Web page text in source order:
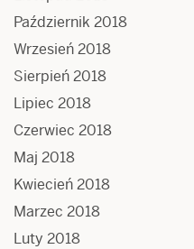
Październik 2018
Wrzesień 2018
Sierpień 2018
Lipiec 2018
Czerwiec 2018
Maj 2018
Kwiecień 2018
Marzec 2018
Luty 2018